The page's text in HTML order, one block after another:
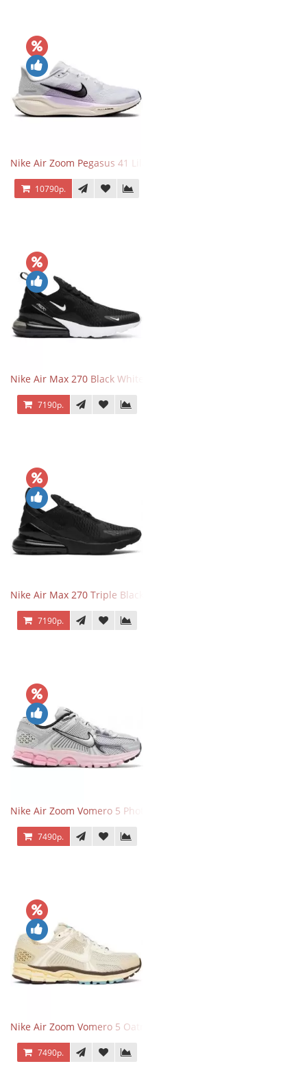
Nike Air Zoom Pegasus 41 Lilac Bloom
10790р.
Nike Air Max 270 Black White
7190р.
Nike Air Max 270 Triple Black
7190р.
Nike Air Zoom Vomero 5 Photon Dust Pink Foam
7490р.
Nike Air Zoom Vomero 5 Oatmeal
7490р.